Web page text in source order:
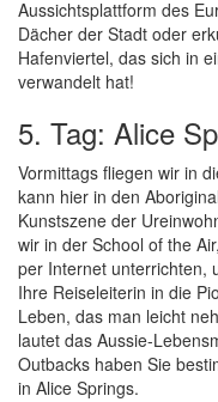
Aussichtsplattform des
Dächer der Stadt oder
Hafenviertel, das sich in
verwandelt hat!
5. Tag: Alice
Vormittags fliegen wir in
kann hier in den
Kunstszene der
wir in der School of the
per Internet unterrichten,
Ihre Reiseleiterin in die
Leben, das man leicht
lautet das Aussie-
Outbacks haben Sie
in Alice Springs.